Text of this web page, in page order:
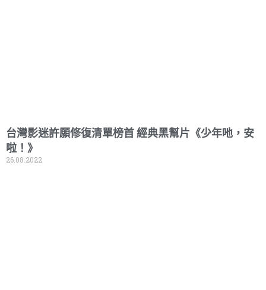
台灣影迷許願修復清單榜首 經典黑幫片《少年吔，安
啦！》
26.08.2022